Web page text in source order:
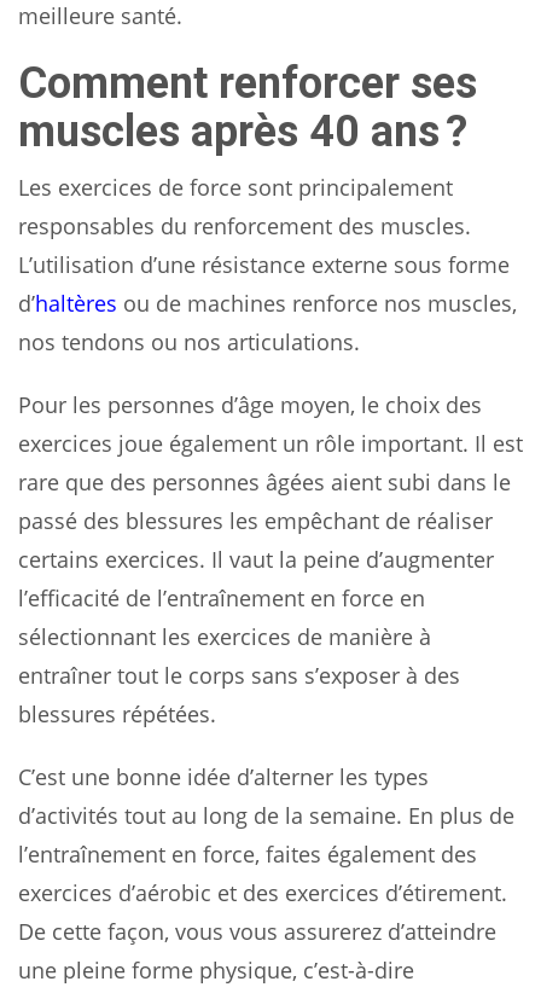
meilleure santé.
Comment renforcer ses
muscles après 40 ans ?
Les exercices de force sont principalement
responsables du renforcement des muscles.
L’utilisation d’une résistance externe sous forme
d’haltères ou de machines renforce nos muscles,
nos tendons ou nos articulations.
Pour les personnes d’âge moyen, le choix des
exercices joue également un rôle important. Il est
rare que des personnes âgées aient subi dans le
passé des blessures les empêchant de réaliser
certains exercices. Il vaut la peine d’augmenter
l’efficacité de l’entraînement en force en
sélectionnant les exercices de manière à
entraîner tout le corps sans s’exposer à des
blessures répétées.
C’est une bonne idée d’alterner les types
d’activités tout au long de la semaine. En plus de
l’entraînement en force, faites également des
exercices d’aérobic et des exercices d’étirement.
De cette façon, vous vous assurerez d’atteindre
une pleine forme physique, c’est-à-dire